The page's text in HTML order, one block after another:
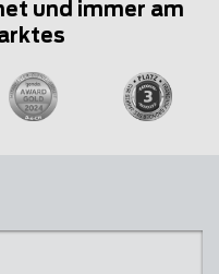
und immer am